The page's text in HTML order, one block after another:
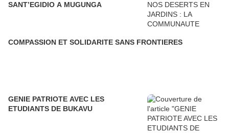
SANT’EGIDIO A MUGUNGA
COMPASSION ET SOLIDARITE SANS FRONTIERES
GENIE PATRIOTE AVEC LES
ETUDIANTS DE BUKAVU